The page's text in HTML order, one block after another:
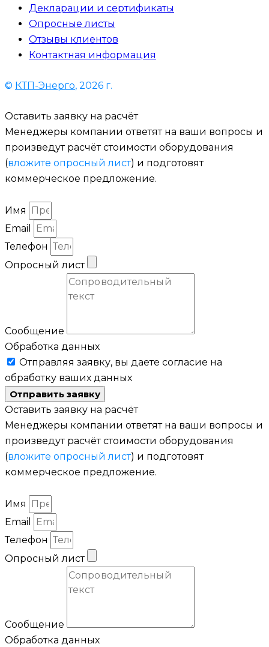
Декларации и сертификаты
Опросные листы
Отзывы клиентов
Контактная информация
© КТП-Энерго, 2026 г.
Оставить заявку на расчёт
Менеджеры компании ответят на ваши вопросы и
произведут расчёт стоимости оборудования
(вложите опросный лист) и подготовят
коммерческое предложение.
Имя
Email
Телефон
Опросный лист
Сообщение
Обработка данных
Отправляя заявку, вы даете согласие на
обработку ваших данных
Отправить заявку
Оставить заявку на расчёт
Менеджеры компании ответят на ваши вопросы и
произведут расчёт стоимости оборудования
(вложите опросный лист) и подготовят
коммерческое предложение.
Имя
Email
Телефон
Опросный лист
Сообщение
Обработка данных